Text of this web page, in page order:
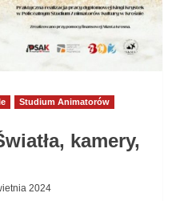
Studium Animatorów
kamery,
2024